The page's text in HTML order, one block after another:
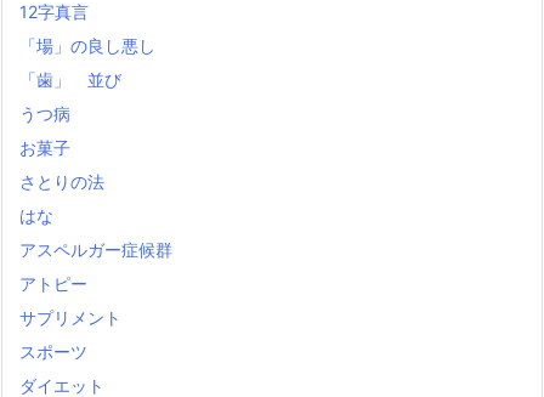
12字真言
「場」の良し悪し
「歯」 並び
うつ病
お菓子
さとりの法
はな
アスペルガー症候群
アトピー
サプリメント
スポーツ
ダイエット